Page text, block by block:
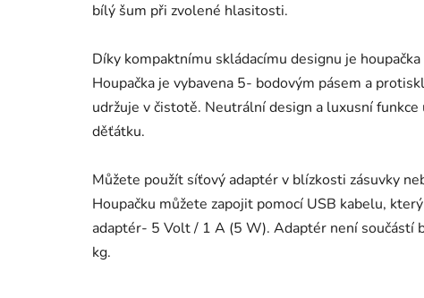
bílý šum při zvolené hlasitosti.
Díky kompaktnímu skládacímu designu je
Houpačka je vybavena 5- bodovým pásem a
udržuje v čistotě. Neutrální design a luxusní
děťátku.
Můžete použít síťový adaptér v blízkosti zásuvky
Houpačku můžete zapojit pomocí USB kabelu,
adaptér- 5 Volt / 1 A (5 W). Adaptér není součástí
kg.